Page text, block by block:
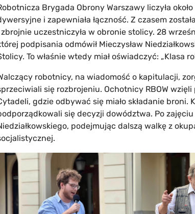
Brygada Obrony Warszawy liczyła
i zapewniała łączność. Z czasem
zbrojnie uczestniczyła w obronie stolicy. 28
podpisania odmówił Mieczysław
To właśnie wtedy miał oświadczyć:
robotnicy, na wiadomość o kapitulacji,
się rozbrojeniu. Ochotnicy RBOW
gdzie odbywać się miało składanie
się decyzji dowództwa. Po
podejmując dalszą walkę z